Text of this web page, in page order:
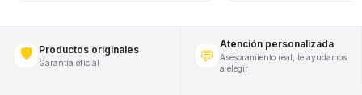
🛡️ Productos originales
Garantía oficial 💬
Atención personalizada
Asesoramiento real, te ayudamos
a elegir